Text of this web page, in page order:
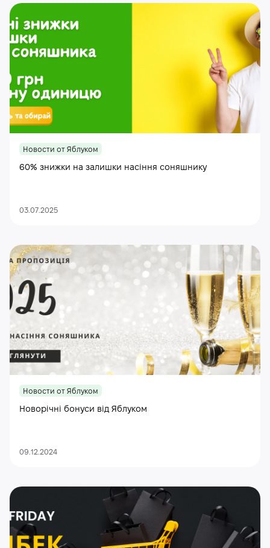
Новости от Яблуком
60% знижки на залишки насіння соняшнику
03.07.2025
Новости от Яблуком
Новорічні бонуси від Яблуком
09.12.2024